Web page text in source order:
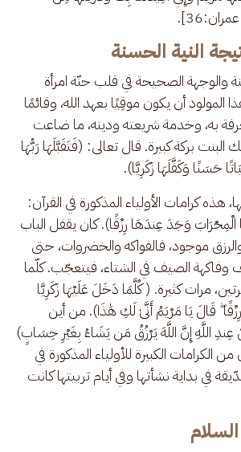
النية الحسنة
والوجهة الصحيحة في قلب حنّة امرأة
المولود أن يكون موفِيًا بعهد الله، وقائمًا
به، وخدمة شريعته ودينه، ما ضاعت
البنت بركة كبيرة. قال تعالى: (فَتَقَبَّلَهَا رَبُّهَا
حَسَنًا وَكَفَّلَهَا زَكَرِيَّا).
كرامات الأولياء المذكورة في القرآن:
الْمِحْرَابَ وَجَدَ عِندَهَا رِزْقًا). كان يقفل الباب
موجود، فالفواكه والخضروات، حتى
وفاكهة الصيف في الشتاء، فيتعجّب. كلّما
مرات كثيرة. ( كُلَّمَا دَخَلَ عَلَيْهَا زَكَرِيَّا
قَالَ يَا مَرْيَمُ أَنَّىٰ لَكِ هَٰذَا). من أين
اللَّهِ إِنَّ اللَّهَ يَرْزُقُ مَن يَشَاءُ بِغَيْرِ حِسَابٍ)
فكان من الكرامات الكبيرة للأولياء المذكورة في
في بداية نشأتها وفي أيام تربيتها كانت